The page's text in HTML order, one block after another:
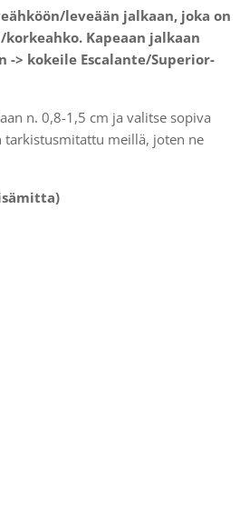
leveään jalkaan, joka on
Kapeaan jalkaan
> kokeile Escalante/Superior-
n. 0,8-1,5 cm ja valitse sopiva
tarkistusmitattu meillä, joten ne